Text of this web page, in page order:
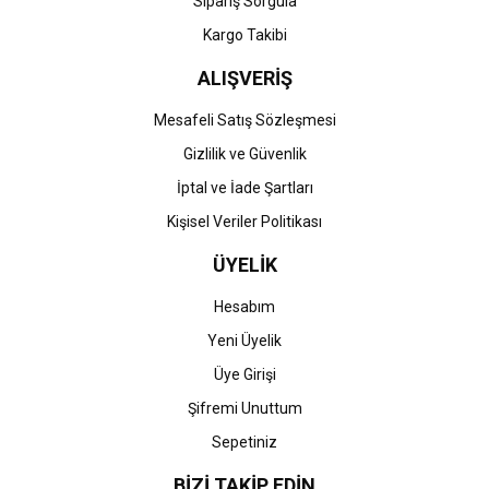
Kargo Takibi
ALIŞVERİŞ
Mesafeli Satış Sözleşmesi
Gizlilik ve Güvenlik
İptal ve İade Şartları
Kişisel Veriler Politikası
ÜYELİK
Hesabım
Yeni Üyelik
Üye Girişi
Şifremi Unuttum
Sepetiniz